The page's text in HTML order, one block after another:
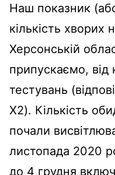
Наш показник
кількість хворих
Херсонській
припускаємо, від
тестувань
X2). Кількість
почали
листопада 2020
до 4 грудня